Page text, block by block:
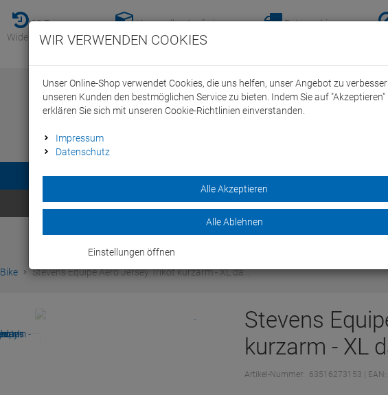
30 Tage
Widerrufsrecht
Versandkostenfreie-
Lieferung nach
Retoure hier
Dein Swim Team Bike
Marken Sale
Bike Stevens Equipe Aero Jersey Trikot kurzarm - XL da…
Stevens
kurzarm - XL
Artikel-Nummer: 63516273153 |
WIR VERWENDEN COOKIES
Unser Online-Shop verwendet Cookies, die uns helfen, unser Angebot zu
unseren Kunden den bestmöglichen Service zu bieten. Indem Sie auf "Akzeptieren"
erklären Sie sich mit unseren Cookie-Richtlinien einverstanden.
Impressum
Datenschutz
Alle Akzeptieren
Alle Ablehnen
Einstellungen öffnen